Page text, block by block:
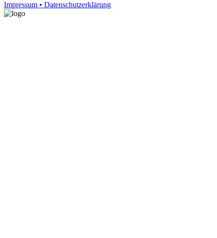
Impressum • Datenschutzerklärung